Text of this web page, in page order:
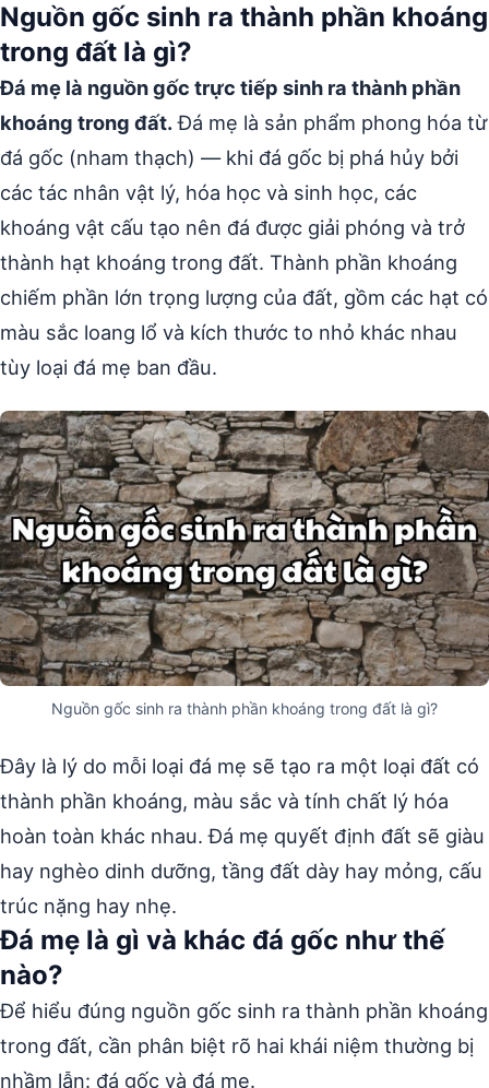
Nguồn gốc sinh ra thành phần khoáng
trong đất là gì?
Đá mẹ là nguồn gốc trực tiếp sinh ra thành phần
khoáng trong đất.Đá mẹ là sản phẩm phong hóa từ
đá gốc (nham thạch) — khi đá gốc bị phá hủy bởi
các tác nhân vật lý, hóa học và sinh học, các
khoáng vật cấu tạo nên đá được giải phóng và trở
thành hạt khoáng trong đất. Thành phần khoáng
chiếm phần lớn trọng lượng của đất, gồm các hạt có
màu sắc loang lổ và kích thước to nhỏ khác nhau
tùy loại đá mẹ ban đầu.
Nguồn gốc sinh ra thành phần khoáng trong đất là gì?
Đây là lý do mỗi loại đá mẹ sẽ tạo ra một loại đất có
thành phần khoáng, màu sắc và tính chất lý hóa
hoàn toàn khác nhau. Đá mẹ quyết định đất sẽ giàu
hay nghèo dinh dưỡng, tầng đất dày hay mỏng, cấu
trúc nặng hay nhẹ.
Đá mẹ là gì và khác đá gốc như thế
nào?
Để hiểu đúng nguồn gốc sinh ra thành phần khoáng
trong đất, cần phân biệt rõ hai khái niệm thường bị
nhầm lẫn: đá gốc và đá mẹ.